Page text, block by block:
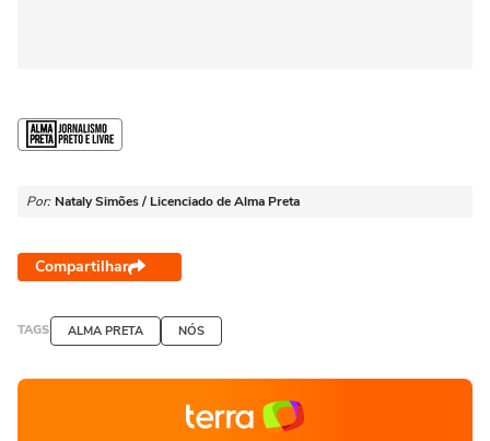
Por: Nataly Simões / Licenciado de Alma Preta
Compartilhar
TAGS ALMA PRETA NÓS